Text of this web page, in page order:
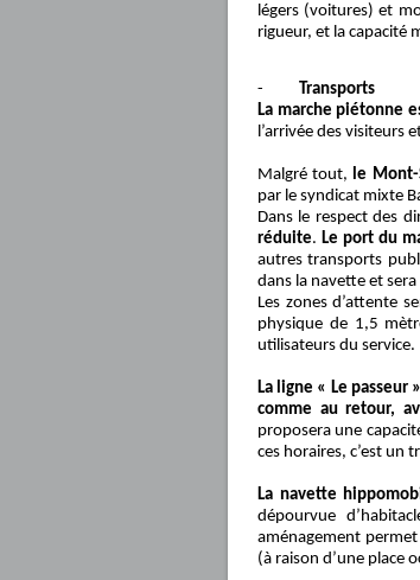
légers (voitures) et
rigueur, et la capacité
-
Transports
La marche piétonne
l’arrivée des visiteurs
Malgré tout, le Mont-
par le syndicat mixte
Dans le respect des
réduite. Le port du
autres transports
dans la navette et
Les zones d’attente
physique de 1,5
utilisateurs du service.
La ligne « Le
comme au retour,
proposera une
ces horaires, c’est un
La navette
dépourvue
aménagement
(à raison d’une place